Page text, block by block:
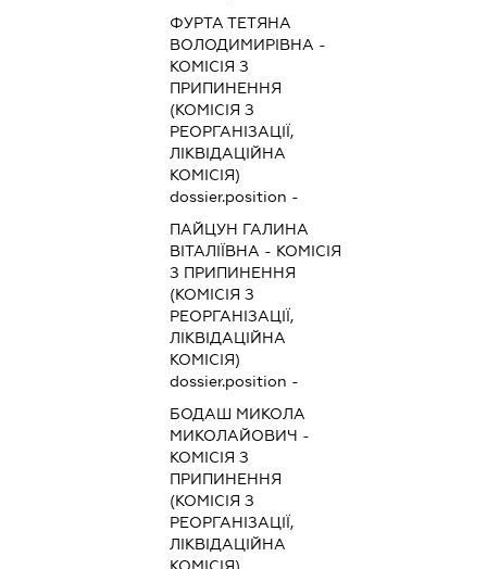
ФУРТА ТЕТЯНА
ВОЛОДИМИРІВНА -
КОМІСІЯ З
ПРИПИНЕННЯ
(КОМІСІЯ З
РЕОРГАНІЗАЦІЇ,
ЛІКВІДАЦІЙНА
КОМІСІЯ)
dossier.position -
ПАЙЦУН ГАЛИНА
ВІТАЛІЇВНА - КОМІСІЯ
З ПРИПИНЕННЯ
(КОМІСІЯ З
РЕОРГАНІЗАЦІЇ,
ЛІКВІДАЦІЙНА
КОМІСІЯ)
dossier.position -
БОДАШ МИКОЛА
МИКОЛАЙОВИЧ -
КОМІСІЯ З
ПРИПИНЕННЯ
(КОМІСІЯ З
РЕОРГАНІЗАЦІЇ,
ЛІКВІДАЦІЙНА
КОМІСІЯ)